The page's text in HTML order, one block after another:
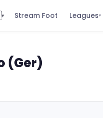
▾ Stream Foot Leagues▾
(Ger)